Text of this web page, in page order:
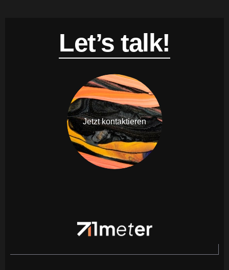
Let’s talk!
Jetzt kontaktieren